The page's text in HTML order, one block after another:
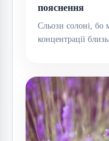
пояснення
Сльози солоні, бо
концентрації